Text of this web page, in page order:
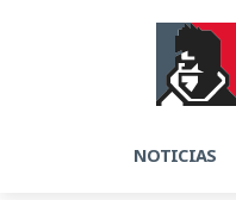
NOTICIAS